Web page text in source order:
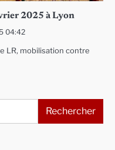
2025 à Lyon
04:42
LR, mobilisation contre
Rechercher